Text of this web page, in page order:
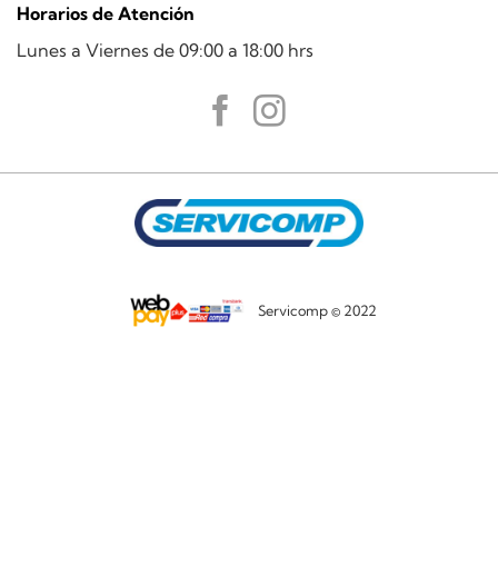
Horarios de Atención
Lunes a Viernes de 09:00 a 18:00 hrs
Servicomp © 2022